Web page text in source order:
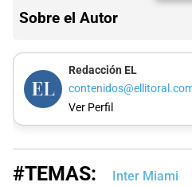
Sobre el Autor
Redacción EL
Ver Perfil
#TEMAS: Inter Miami